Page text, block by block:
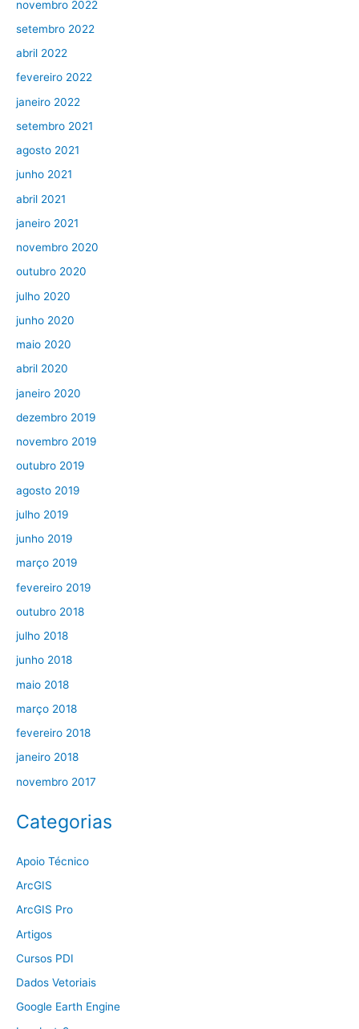
novembro 2022
setembro 2022
abril 2022
fevereiro 2022
janeiro 2022
setembro 2021
agosto 2021
junho 2021
abril 2021
janeiro 2021
novembro 2020
outubro 2020
julho 2020
junho 2020
maio 2020
abril 2020
janeiro 2020
dezembro 2019
novembro 2019
outubro 2019
agosto 2019
julho 2019
junho 2019
março 2019
fevereiro 2019
outubro 2018
julho 2018
junho 2018
maio 2018
março 2018
fevereiro 2018
janeiro 2018
novembro 2017
Categorias
Apoio Técnico
ArcGIS
ArcGIS Pro
Artigos
Cursos PDI
Dados Vetoriais
Google Earth Engine